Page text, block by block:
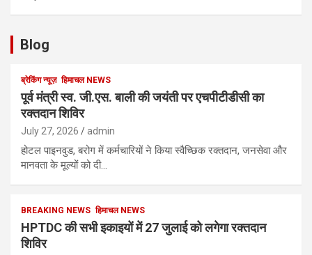
Blog
ब्रेकिंग न्यूज़ हिमाचल NEWS
पूर्व मंत्री स्व. जी.एस. बाली की जयंती पर एचपीटीडीसी का
रक्तदान शिविर
July 27, 2026 admin
होटल पाइनवुड, बरोग में कर्मचारियों ने किया स्वैच्छिक रक्तदान, जनसेवा और
मानवता के मूल्यों को दी…
BREAKING NEWS हिमाचल NEWS
HPTDC की सभी इकाइयों में 27 जुलाई को लगेगा रक्तदान
शिविर